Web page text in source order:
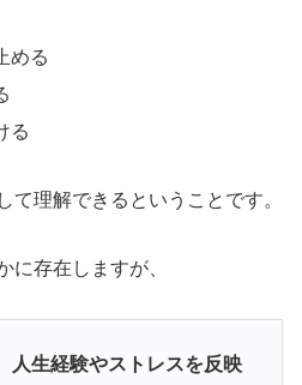
める
る
て理解できるということです。
に存在しますが、
人生経験やストレスを反映